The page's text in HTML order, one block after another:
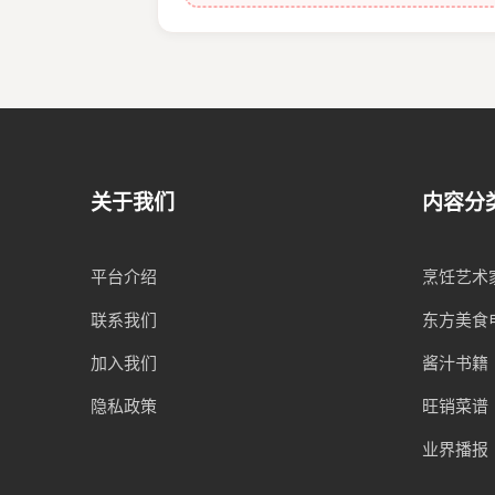
关于我们
平台介绍
联系我们
加入我们
隐私政策
内容分
烹饪艺术
东方美食
酱汁书籍
旺销菜谱
业界播报